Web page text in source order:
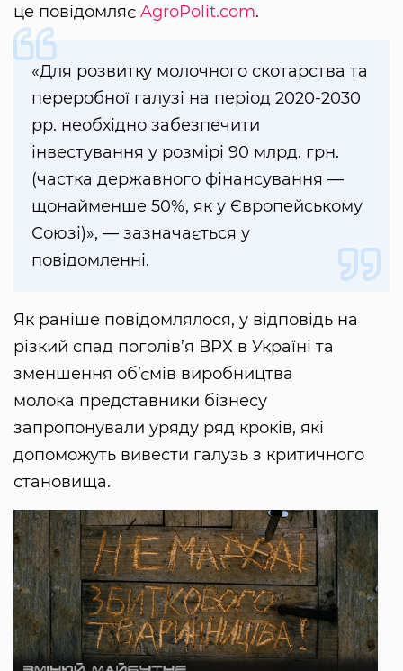
це повідомляє AgroPolit.com.
«Для розвитку молочного скотарства та
переробної галузі на період 2020-2030
рр. необхідно забезпечити
інвестування у розмірі 90 млрд. грн.
(частка державного фінансування —
щонайменше 50%, як у Європейському
Союзі)», — зазначається у
повідомленні.
Як раніше повідомлялося, у відповідь на
різкий спад поголів’я ВРХ в Україні та
зменшення об’ємів виробництва
молока представники бізнесу
запропонували уряду ряд кроків, які
допоможуть вивести галузь з критичного
становища.